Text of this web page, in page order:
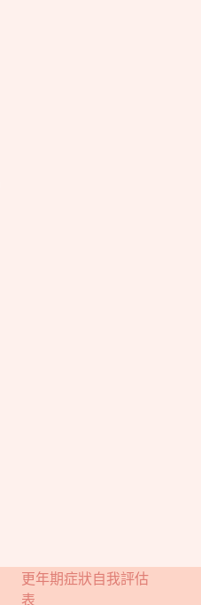
更年期症狀自我評估
表